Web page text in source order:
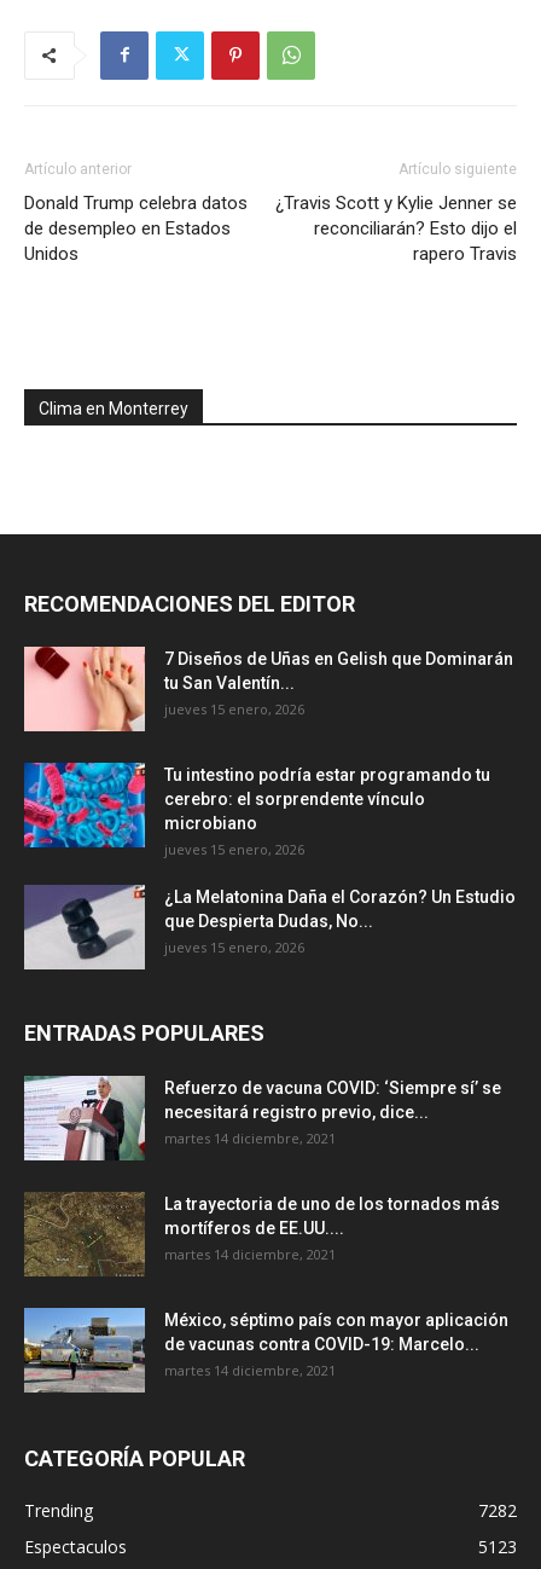
Artículo anterior
Donald Trump celebra datos
de desempleo en Estados
Unidos
Artículo siguiente
¿Travis Scott y Kylie Jenner se
reconciliarán? Esto dijo el
rapero Travis
Clima en Monterrey
RECOMENDACIONES DEL EDITOR
7 Diseños de Uñas en Gelish que Dominarán
tu San Valentín...
jueves 15 enero, 2026
Tu intestino podría estar programando tu
cerebro: el sorprendente vínculo
microbiano
jueves 15 enero, 2026
¿La Melatonina Daña el Corazón? Un Estudio
que Despierta Dudas, No...
jueves 15 enero, 2026
ENTRADAS POPULARES
Refuerzo de vacuna COVID: ‘Siempre sí’ se
necesitará registro previo, dice...
martes 14 diciembre, 2021
La trayectoria de uno de los tornados más
mortíferos de EE.UU....
martes 14 diciembre, 2021
México, séptimo país con mayor aplicación
de vacunas contra COVID-19: Marcelo...
martes 14 diciembre, 2021
CATEGORÍA POPULAR
Trending
7282
Espectaculos
5123